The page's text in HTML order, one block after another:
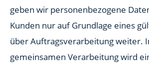
geben wir personenbezogene
Kunden nur auf Grundlage eines
über Auftragsverarbeitung weiter.
gemeinsamen Verarbeitung wird